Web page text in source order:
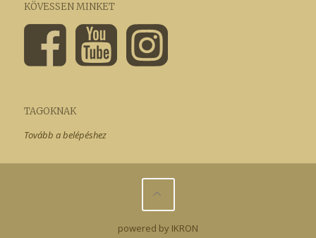
KÖVESSEN MINKET
TAGOKNAK
Tovább a belépéshez
powered by IKRON